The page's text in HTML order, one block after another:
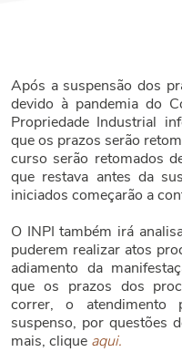
Após a suspensão dos
devido à pandemia do
Propriedade Industrial
que os prazos serão
curso serão retomados
que restava antes da
iniciados começarão a
O INPI também irá
puderem realizar atos
adiamento da
que os prazos dos
correr, o atendimento
suspenso, por questões
mais, clique aqui.